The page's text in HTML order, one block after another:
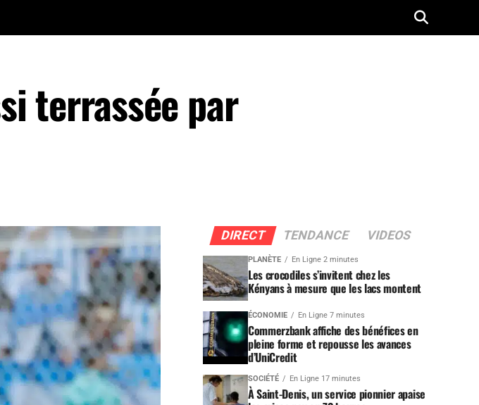
terrassée par
DIRECT TENDANCE VIDEOS
PLANÈTE En Ligne 2 minutes
Les crocodiles s’invitent chez les
Kényans à mesure que les lacs montent
ÉCONOMIE En Ligne 7 minutes
Commerzbank affiche des bénéfices en
pleine forme et repousse les avances
d’UniCredit
SOCIÉTÉ En Ligne 17 minutes
À Saint-Denis, un service pionnier apaise